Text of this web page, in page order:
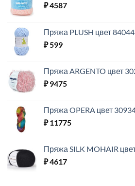
₽4587
Пряжа PLUSH цвет 84044
₽599
Пряжа ARGENTO цвет
₽9475
Пряжа OPERA цвет
₽11775
Пряжа SILK MOHAIR
₽4617